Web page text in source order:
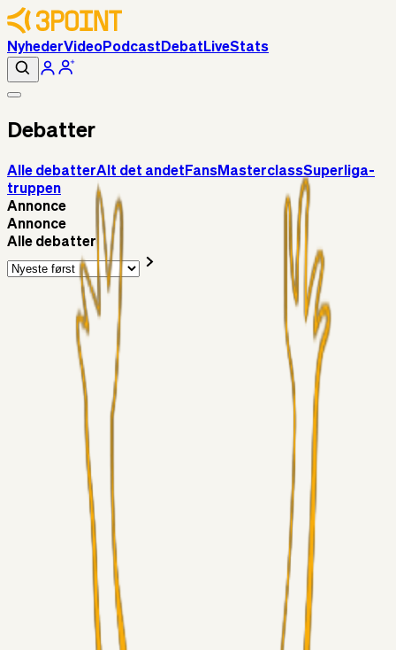
NyhederVideoPodcast Debat LiveStats
Debatter
Alle debatterAlt det andet FansMasterclassSuperliga-
truppen
Annonce
Annonce
Alle debatter
Superliga-truppen
17 min. siden
Superliga-truppen
14 timer siden
Alt det andet
15 timer siden
Livecenter kommentarspor?
Superliga-truppen
Chrisdinho88
09. aug. 2026
Frederik Alves
Alt det andet
RasmusStephansen
Brøndby´s Nye Hold – Oprustningen Er Markant……!
Superliga-truppen